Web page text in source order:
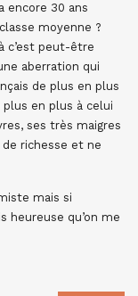
encore 30 ans
moyenne ?
c’est peut-être
aberration qui
de plus en plus
plus en plus à celui
ses très maigres
richesse et ne
mais si
heureuse qu’on me